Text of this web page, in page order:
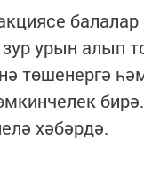
урын алып
төшенергә
хәбәрдә.